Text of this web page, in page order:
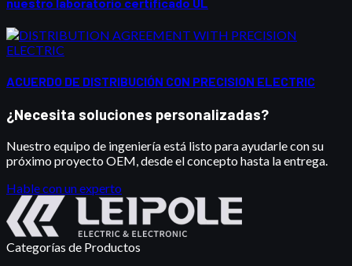
nuestro laboratorio certificado UL
ACUERDO DE DISTRIBUCIÓN CON PRECISION ELECTRIC
¿Necesita soluciones personalizadas?
Nuestro equipo de ingeniería está listo para ayudarle con su
próximo proyecto OEM, desde el concepto hasta la entrega.
Hable con un experto
Categorías de Productos